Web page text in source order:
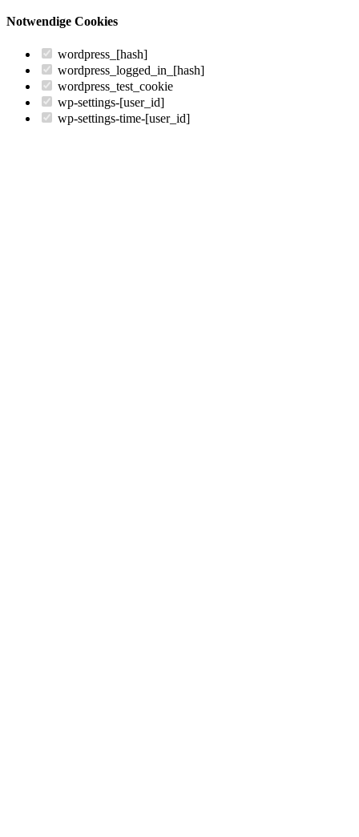
Notwendige Cookies
wordpress_[hash]
wordpress_logged_in_[hash]
wordpress_test_cookie
wp-settings-[user_id]
wp-settings-time-[user_id]